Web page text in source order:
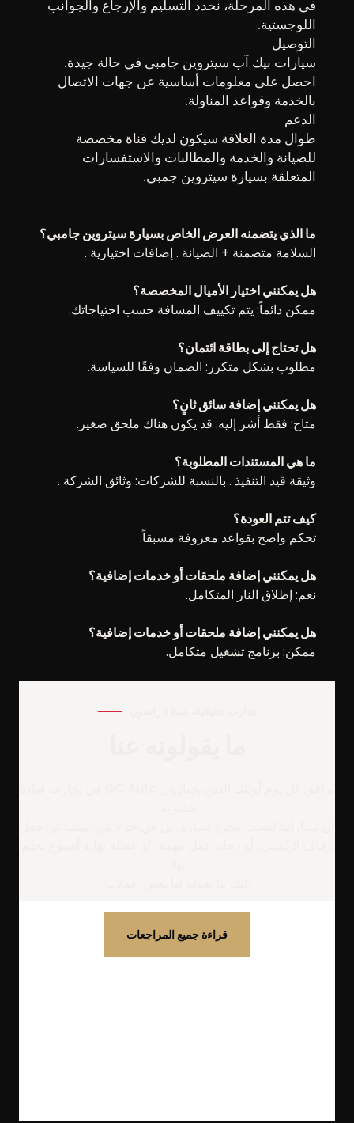
في هذه المرحلة، نحدد التسليم والإرجاع والجوانب
اللوجستية.
التوصيل
سيارات بيك آب سيتروين جامبى في حالة جيدة.
احصل على معلومات أساسية عن جهات الاتصال
بالخدمة وقواعد المناولة.
الدعم
طوال مدة العلاقة سيكون لديك قناة مخصصة
للصيانة والخدمة والمطالبات والاستفسارات
المتعلقة بسيارة سيتروين جمبي.
ما الذي يتضمنه العرض الخاص بسيارة سيتروين جامبي؟
السلامة متضمنة + الصيانة . إضافات اختيارية .
هل يمكنني اختيار الأميال المخصصة؟
ممكن دائماً: يتم تكييف المسافة حسب احتياجاتك.
هل تحتاج إلى بطاقة ائتمان؟
مطلوب بشكل متكرر: الضمان وفقًا للسياسة.
هل يمكنني إضافة سائق ثانٍ؟
متاح: فقط أشر إليه. قد يكون هناك ملحق صغير.
ما هي المستندات المطلوبة؟
وثيقة قيد التنفيذ . بالنسبة للشركات: وثائق الشركة .
كيف تتم العودة؟
تحكم واضح بقواعد معروفة مسبقاً.
هل يمكنني إضافة ملحقات أو خدمات إضافية؟
نعم: إطلاق النار المتكامل.
هل يمكنني إضافة ملحقات أو خدمات إضافية؟
ممكن: برنامج تشغيل متكامل.
قراءة جميع المراجعات